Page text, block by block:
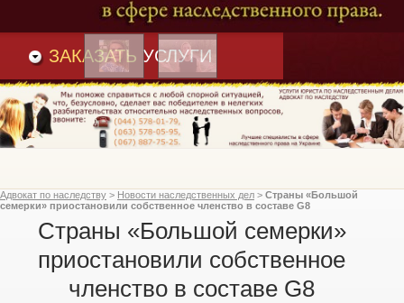
ЗАКАЗАТЬ УСЛУГИ
Адвокат по наследству > Новости наследственных дел > Страны «Большой
семерки» приостановили собственное членство в составе G8
Страны «Большой семерки»
приостановили собственное
членство в составе G8